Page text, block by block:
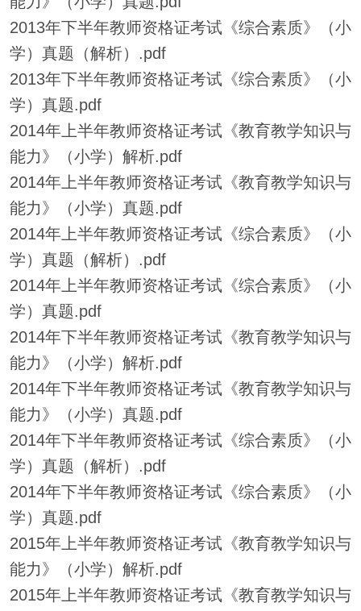
2013年下半年教师资格证考试《综合素质》（小
学）真题（解析）.pdf
2013年下半年教师资格证考试《综合素质》（小
学）真题.pdf
2014年上半年教师资格证考试《教育教学知识与
能力》（小学）解析.pdf
2014年上半年教师资格证考试《教育教学知识与
能力》（小学）真题.pdf
2014年上半年教师资格证考试《综合素质》（小
学）真题（解析）.pdf
2014年上半年教师资格证考试《综合素质》（小
学）真题.pdf
2014年下半年教师资格证考试《教育教学知识与
能力》（小学）解析.pdf
2014年下半年教师资格证考试《教育教学知识与
能力》（小学）真题.pdf
2014年下半年教师资格证考试《综合素质》（小
学）真题（解析）.pdf
2014年下半年教师资格证考试《综合素质》（小
学）真题.pdf
2015年上半年教师资格证考试《教育教学知识与
能力》（小学）解析.pdf
2015年上半年教师资格证考试《教育教学知识与